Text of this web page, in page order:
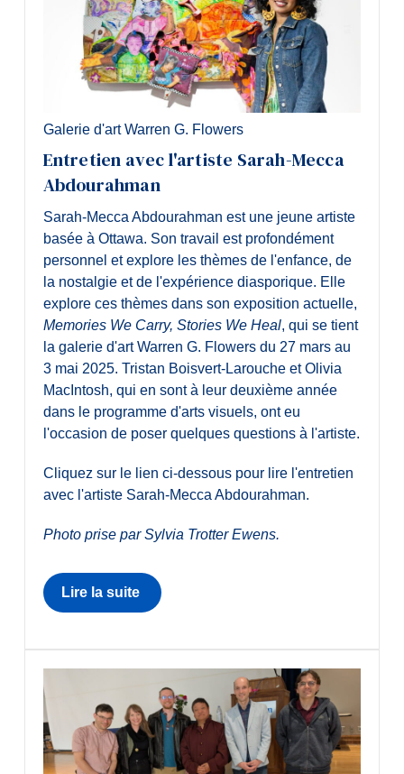
Galerie d'art Warren G. Flowers
Entretien avec l'artiste Sarah-Mecca
Abdourahman
Sarah-Mecca Abdourahman est une jeune artiste
basée à Ottawa. Son travail est profondément
personnel et explore les thèmes de l'enfance, de
la nostalgie et de l'expérience diasporique. Elle
explore ces thèmes dans son exposition actuelle,
Memories We Carry, Stories We Heal, qui se tient
la galerie d'art Warren G. Flowers du 27 mars au
3 mai 2025. Tristan Boisvert-Larouche et Olivia
MacIntosh, qui en sont à leur deuxième année
dans le programme d'arts visuels, ont eu
l'occasion de poser quelques questions à l'artiste.
Cliquez sur le lien ci-dessous pour lire l'entretien
avec l'artiste Sarah-Mecca Abdourahman.
Photo prise par Sylvia Trotter Ewens.
Lire la suite